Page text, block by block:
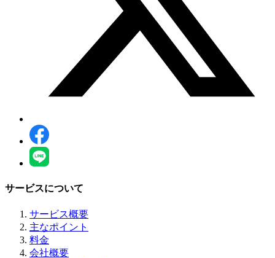
サービスについて
サービス概要
主なポイント
料金
会社概要